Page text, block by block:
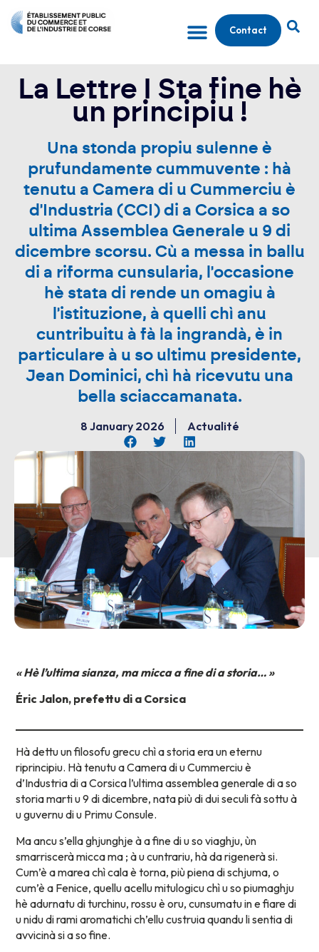
Contact
La Lettre I Sta fine hè
un principiu !
Una stonda propiu sulenne è
prufundamente cummuvente : hà
tenutu a Camera di u Cummerciu è
d'Industria (CCI) di a Corsica a so
ultima Assemblea Generale u 9 di
dicembre scorsu. Cù a messa in ballu
di a riforma cunsularia, l'occasione
hè stata di rende un omagiu à
l'istituzione, à quelli chì anu
cuntribuitu à fà la ingrandà, è in
particulare à u so ultimu presidente,
Jean Dominici, chì hà ricevutu una
bella sciaccamanata.
8 January 2026 Actualité
« Hè l’ultima sianza, ma micca a fine di a storia… »
Éric Jalon, prefettu di a Corsica
Hà dettu un filosofu grecu chì a storia era un eternu
riprincipiu. Hà tenutu a Camera di u Cummerciu è
d’Industria di a Corsica l’ultima assemblea generale di a so
storia marti u 9 di dicembre, nata più di dui seculi fà sottu à
u guvernu di u Primu Consule.
Ma ancu s’ella ghjunghje à a fine di u so viaghju, ùn
smarriscerà micca ma ; à u cuntrariu, hà da rigenerà si.
Cum’è a marea chì cala è torna, più piena di schjuma, o
cum’è a Fenice, quellu acellu mitulogicu chì u so piumaghju
hè adurnatu di turchinu, rossu è oru, cunsumatu in e fiare di
u nidu di rami aromatichi ch’ellu custruia quandu li sentia di
avvicinà si a so fine.